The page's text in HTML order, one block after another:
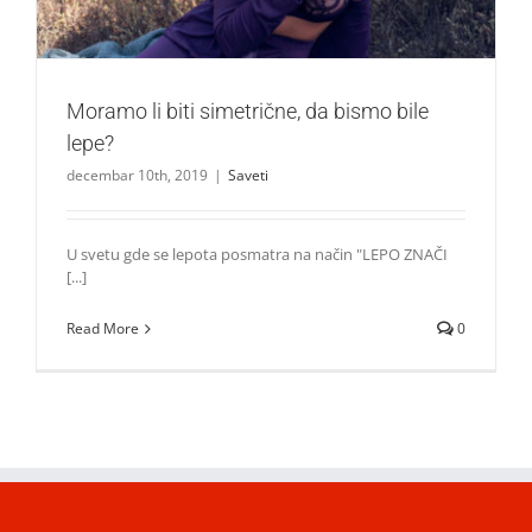
Moramo li biti simetrične, da bismo bile
lepe?
decembar 10th, 2019 | Saveti
U svetu gde se lepota posmatra na način "LEPO ZNAČI
[...]
Read More 0